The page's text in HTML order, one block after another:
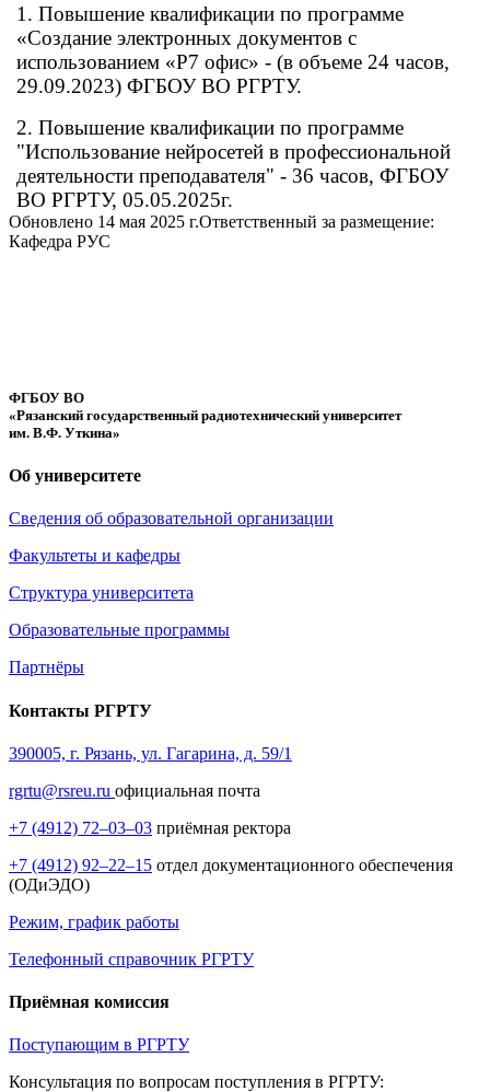
1. Повышение квалификации по программе
«Создание электронных документов с
использованием «Р7 офис» - (в объеме 24 часов,
29.09.2023) ФГБОУ ВО РГРТУ.
2.Повышение квалификации по программе
"Использование нейросетей в профессиональной
деятельности преподавателя" - 36 часов, ФГБОУ
ВО РГРТУ, 05.05.2025г.
Обновлено 14 мая 2025 г.Ответственный за размещение:
Кафедра РУС
ФГБОУ ВО
«Рязанский государственный радиотехнический университет
им. В.Ф. Уткина»
Об университете
Сведения об образовательной организации
Факультеты и кафедры
Структура университета
Образовательные программы
Партнёры
Контакты РГРТУ
390005, г. Рязань, ул. Гагарина, д. 59/1
rgrtu@rsreu.ru официальная почта
+7 (4912) 72–03–03 приёмная ректора
+7 (4912) 92–22–15 отдел документационного обеспечения
(ОДиЭДО)
Режим, график работы
Телефонный справочник РГРТУ
Приёмная комиссия
Поступающим в РГРТУ
Консультация по вопросам поступления в РГРТУ: